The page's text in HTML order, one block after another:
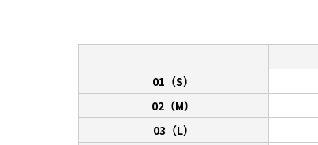
01（S）
02（M）
03（L）